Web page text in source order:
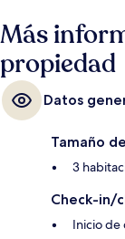
Más
propiedad
Datos
Tamaño
3
Check-in/
Inicio de